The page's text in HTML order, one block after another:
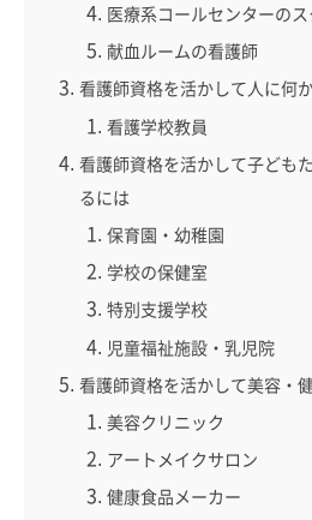
医療系コールセンターのス
献血ルームの看護師
看護師資格を活かして人に何
看護学校教員
看護師資格を活かして子ども
るには
保育園・幼稚園
学校の保健室
特別支援学校
児童福祉施設・乳児院
看護師資格を活かして美容・
美容クリニック
アートメイクサロン
健康食品メーカー